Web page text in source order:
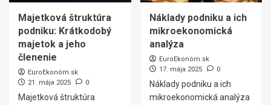
Majetková štruktúra
podniku: Krátkodobý
majetok a jeho
členenie
EuroEkonóm.sk
21. mája 2025
0
Majetková štruktúra
Náklady podniku a ich
mikroekonomická
analýza
EuroEkonóm.sk
17. mája 2025
0
Náklady podniku a ich
mikroekonomická analýza